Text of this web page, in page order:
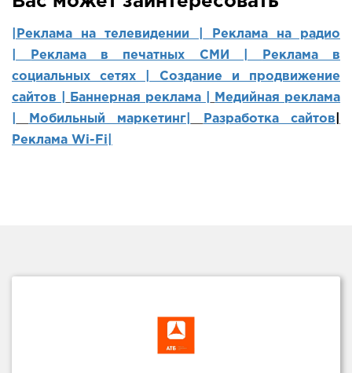
|Реклама на телевидении |
Реклама на радио
Реклама в печатных СМИ |
Реклама в
социальных сетях | Создание и продвижение
сайтов
Баннерная реклама |
Медийная реклама
Мобильный маркетинг Разработка сайтов
Реклама Wi-Fi|